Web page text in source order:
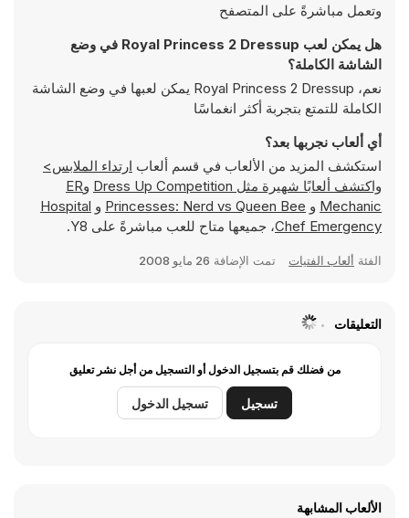
وتعمل مباشرةً على المتصفح
هل يمكن لعب Royal Princess 2 Dressup في وضع
الشاشة الكاملة؟
نعم، Royal Princess 2 Dressup يمكن لعبها في وضع الشاشة
الكاملة للتمتع بتجربة أكثر انغماسًا
أي ألعاب نجربها بعد؟
استكشف المزيد من الألعاب في قسم ألعاب ارتداء الملابس>
واكتشف ألعابًا شهيرة مثل Dress Up Competition وER
Mechanic و Princesses: Nerd vs Queen Bee و Hospital
Chef Emergency، جميعها متاح للعب مباشرةً على Y8.
الفئة ألعاب الفتيات تمت الإضافة 26 مايو 2008
التعليقات
من فضلك قم بتسجيل الدخول أو التسجيل من أجل نشر تعليق
تسجيل تسجيل الدخول
الألعاب المشابهة